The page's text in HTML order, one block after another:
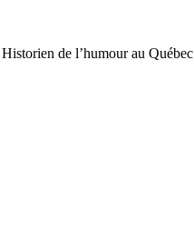
Historien de l’humour au Québec